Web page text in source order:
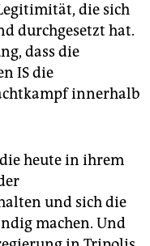
die sich
durchgesetzt hat.
dass die
IS die
innerhalb
heute in ihrem
und sich die
machen. Und